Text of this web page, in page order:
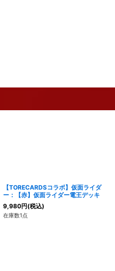
【TORECARDSコラボ】仮面ライダ
ー：【赤】仮面ライダー電王デッキ
9,980円(税込)
在庫数1点